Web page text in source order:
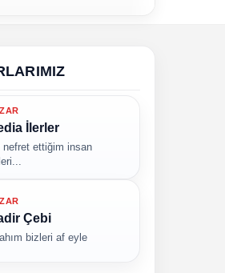
İlerler
nefret ettiğim insan
Çebi
bizleri af eyle